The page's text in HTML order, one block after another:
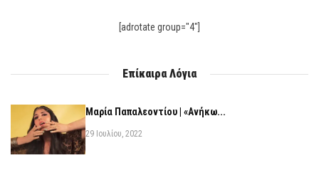
[adrotate group="4"]
Επίκαιρα Λόγια
Μαρία Παπαλεοντίου | «Ανήκω...
29 Ιουλίου, 2022